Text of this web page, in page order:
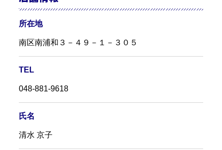
所在地
南区南浦和３－４９－１－３０５
TEL
048-881-9618
氏名
清水 京子